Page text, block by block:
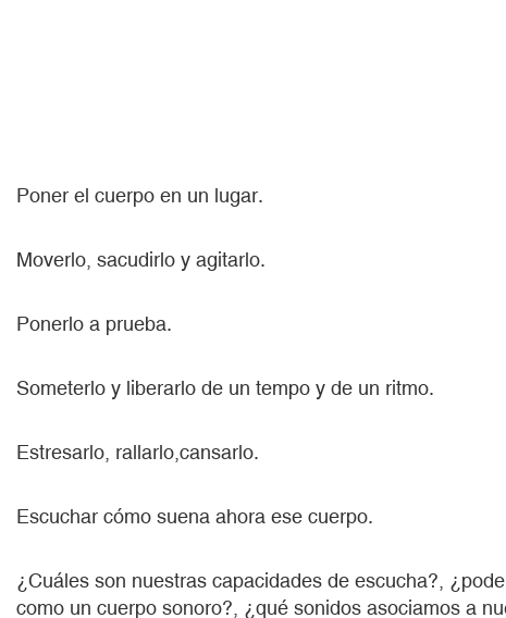
Poner el cuerpo en un lugar.
Moverlo, sacudirlo y agitarlo.
Ponerlo a prueba.
Someterlo y liberarlo de un tempo y de un ritmo.
Estresarlo, rallarlo,cansarlo.
Escuchar cómo suena ahora ese cuerpo.
¿Cuáles son nuestras capacidades de escucha?,
como un cuerpo sonoro?, ¿qué sonidos asociamos a